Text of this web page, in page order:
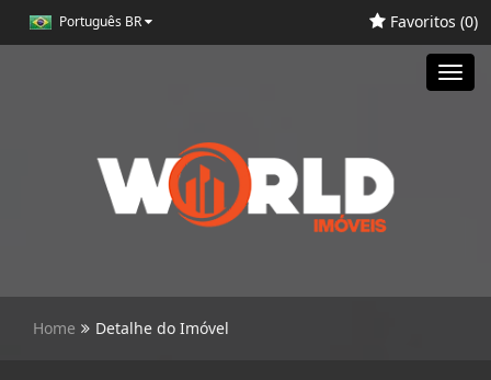
Português BR Favoritos (0)
Home Detalhe do Imóvel